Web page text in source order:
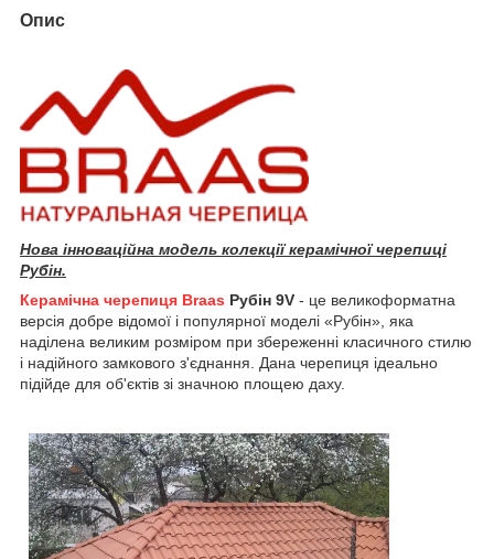
Опис
Нова інноваційна модель колекції керамічної черепиці
Рубін.
Керамічна черепиця Braas Рубін 9V - це великоформатна
версія добре відомої і популярної моделі «Рубін», яка
наділена великим розміром при збереженні класичного стилю
і надійного замкового з'єднання. Дана черепиця ідеально
підійде для об'єктів зі значною площею даху.